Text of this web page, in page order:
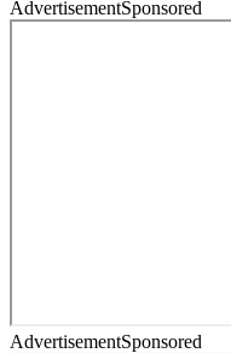
AdvertisementSponsored
AdvertisementSponsored